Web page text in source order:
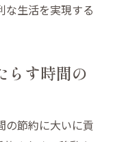
な生活を実現する
らす時間の
の節約に大いに貢